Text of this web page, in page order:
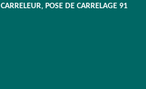
CARRELEUR, POSE DE CARRELAGE 91